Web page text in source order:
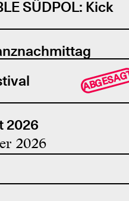
SÜDPOL: Kick
2026
2026